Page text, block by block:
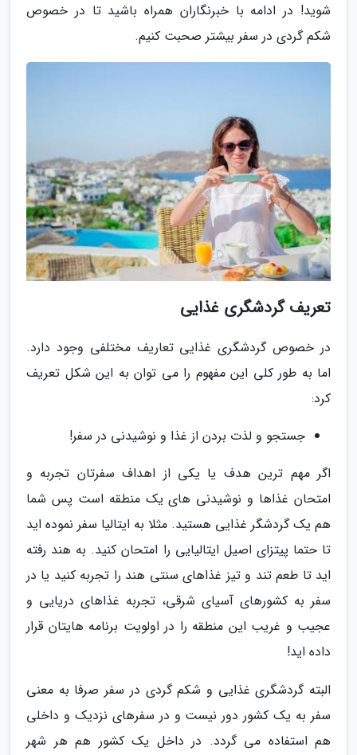
شوید! در ادامه با خبرنگاران همراه باشید تا در خصوص
شکم گردی در سفر بیشتر صحبت کنیم.
تعریف گردشگری غذایی
در خصوص گردشگری غذایی تعاریف مختلفی وجود دارد.
اما به طور کلی این مفهوم را می توان به این شکل تعریف
کرد:
جستجو و لذت بردن از غذا و نوشیدنی در سفر!
اگر مهم ترین هدف یا یکی از اهداف سفرتان تجربه و
امتحان غذاها و نوشیدنی های یک منطقه است پس شما
هم یک گردشگر غذایی هستید. مثلا به ایتالیا سفر نموده اید
تا حتما پیتزای اصیل ایتالیایی را امتحان کنید. به هند رفته
اید تا طعم تند و تیز غذاهای سنتی هند را تجربه کنید یا در
سفر به کشورهای آسیای شرقی، تجربه غذاهای دریایی و
عجیب و غریب این منطقه را در اولویت برنامه هایتان قرار
داده اید!
البته گردشگری غذایی و شکم گردی در سفر صرفا به معنی
سفر به یک کشور دور نیست و در سفرهای نزدیک و داخلی
هم استفاده می گردد. در داخل یک کشور هم هر شهر